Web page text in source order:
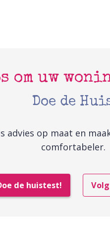
om uw
Doe de
advies op maat en
comfortabeler.
de huistest!